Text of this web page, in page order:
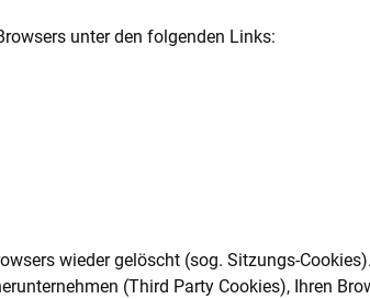
unter den folgenden Links:
wieder gelöscht (sog. Sitzungs-
(Third Party Cookies), Ihren